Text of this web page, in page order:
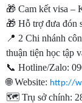
🎁 Cam kết visa –
🎁 Hỗ trợ đưa đón
📍 2 Chi nhánh
thuận tiện học tập
📞 Hotline/Zalo:
🌐 Website: http://
🗺️ Trụ sở chính: